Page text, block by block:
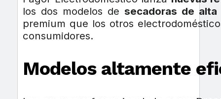
los dos modelos de secadoras de alta
premium que los otros
consumidores.
Modelos altamente